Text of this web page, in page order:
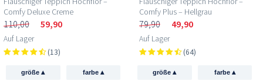
Comfy Deluxe Creme
110,00 59,90
Auf Lager
(13)
größe▴ farbe ▴
Comfy Plus – Hellgrau
79,90 49,90
Auf Lager
(64)
größe▴ farbe ▴